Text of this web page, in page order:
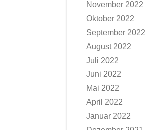
November 2022
Oktober 2022
September 2022
August 2022
Juli 2022
Juni 2022
Mai 2022
April 2022
Januar 2022